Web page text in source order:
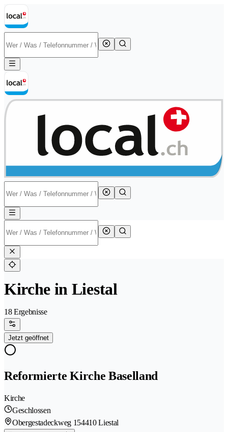
Kirche in Liestal
18 Ergebnisse
Jetzt geöffnet
Reformierte Kirche Baselland
Kirche
Geschlossen
Obergestadeckweg 154410 Liestal